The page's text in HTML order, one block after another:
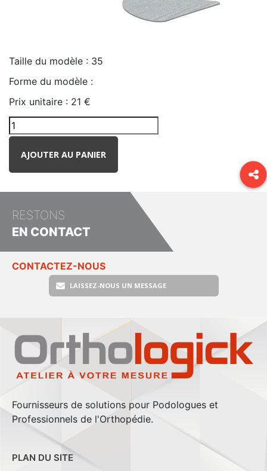
Taille du modèle : 35
Forme du modèle :
Prix unitaire : 21 €
AJOUTER AU PANIER
RESTONS
EN CONTACT
CONTACTEZ-NOUS
LAISSEZ-NOUS UN MESSAGE
Fournisseurs de solutions pour Podologues et
Professionnels de l'Orthopédie.
PLAN DU SITE